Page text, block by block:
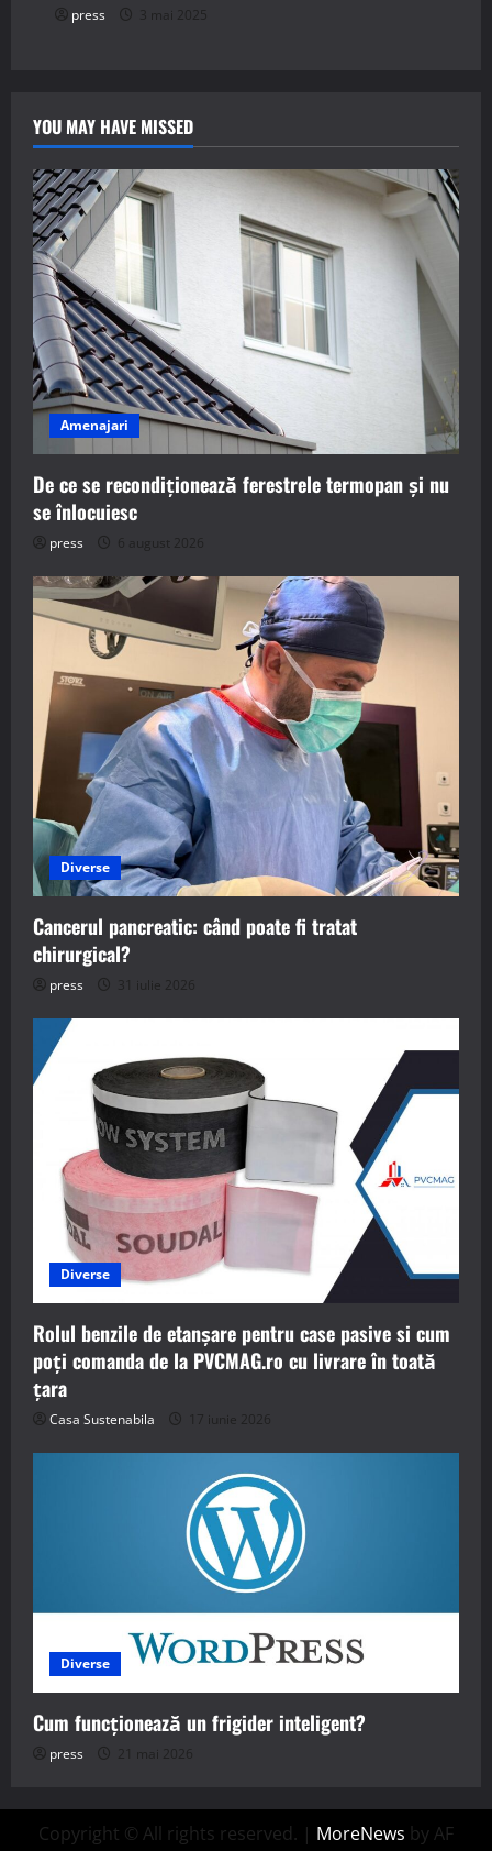
press 3 mai 2025
YOU MAY HAVE MISSED
Amenajari
De ce se recondiționează ferestrele termopan și nu
se înlocuiesc
press 6 august 2026
Diverse
Cancerul pancreatic: când poate fi tratat
chirurgical?
press 31 iulie 2026
Diverse
Rolul benzile de etanșare pentru case pasive si cum
poți comanda de la PVCMAG.ro cu livrare în toată
țara
Casa Sustenabila 17 iunie 2026
Diverse
Cum funcționează un frigider inteligent?
press 21 mai 2026
Copyright © All rights reserved. | MoreNews by AF